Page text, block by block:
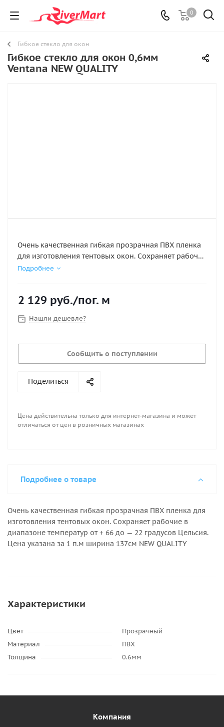
0
Гибкое стекло для окон
Гибкое стекло для окон 0,6мм
Ventana NEW QUALITY
Очень качественная гибкая прозрачная ПВХ пленка
для изготовления тентовых окон. Сохраняет рабочие
в диапазоне температур от + 66 до — 22 градусов
Подробнее
2 129 руб./пог. м
Нашли дешевле?
Сообщить о поступлении
Поделиться
Цена действительна только для интернет-магазина и может
отличаться от цен в розничных магазинах
Подробнее о товаре
Очень качественная гибкая прозрачная ПВХ пленка для
изготовления тентовых окон. Сохраняет рабочие в
диапазоне температур от + 66 до — 22 градусов Цельсия.
Цена указана за 1 п.м ширина 137см NEW QUALITY
Характеристики
Цвет
Прозрачный
Материал
ПВХ
Толщина
0.6мм
Компания